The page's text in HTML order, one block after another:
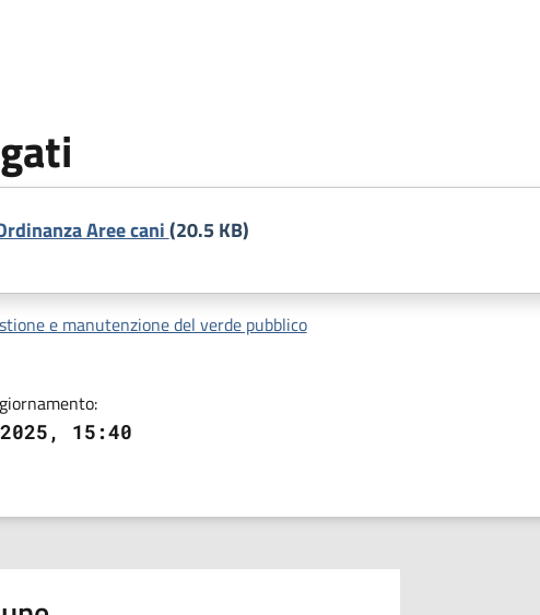
Aree cani(20.5 KB)
e manutenzione del verde pubblico
15:40